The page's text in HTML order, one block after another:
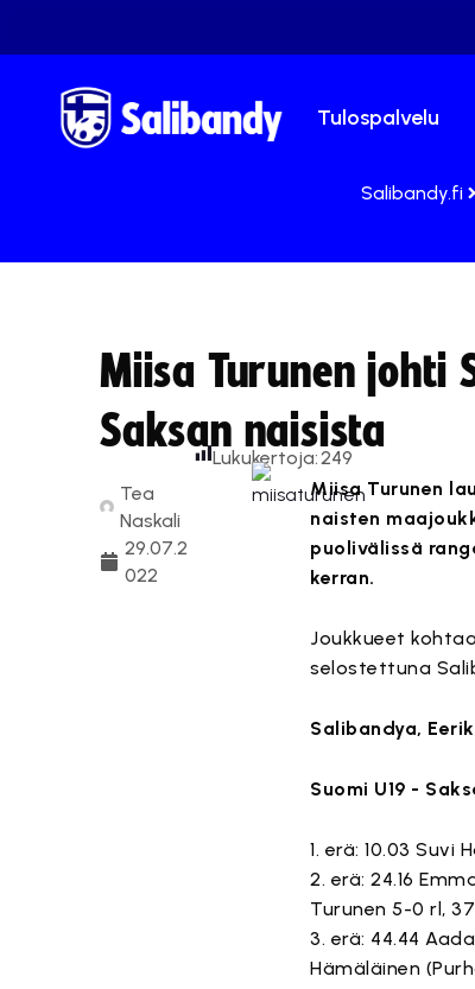
Tulospalvelu
Salibandy.fi
Miisa Turunen johti
Saksan naisista
Tea
Naskali
29.07.2
022
Lukukertoja:249
Miisa Turunen
naisten
puolivälissä
kerran.
Joukkueet
selostettuna
Salibandya,
Suomi U19 -
1. erä: 10.03 Suvi
2. erä: 24.16
Turunen 5-0 rl,
3. erä: 44.44
Hämäläinen